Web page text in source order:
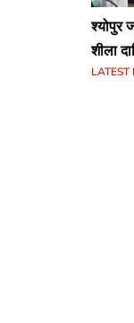
श्योपुर
शीला
राजस्व
LATEST